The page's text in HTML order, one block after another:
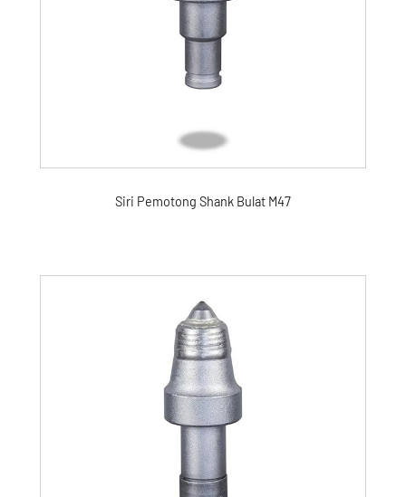
Siri Pemotong Shank Bulat M47